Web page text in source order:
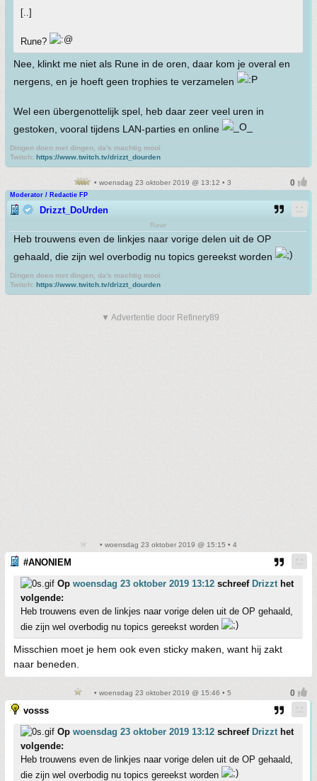
[..]
Rune?
Nee, klinkt me niet als Rune in de oren, daar kom je overal en
nergens, en je hoeft geen trophies te verzamelen
Wel een übergenottelijk spel, heb daar zeer veel uren in
gestoken, vooral tijdens LAN-parties en online
Dingen doen met dingen, da's machtig mooi
Twitch: https://www.twitch.tv/drizzt_dourden
• woensdag 23 oktober 2019 @ 13:12 • 3
Moderator / Redactie FP
Drizzt_DoUrden
Rawr
Heb trouwens even de linkjes naar vorige delen uit de OP
gehaald, die zijn wel overbodig nu topics gereekst worden
Dingen doen met dingen, da's machtig mooi
Twitch: https://www.twitch.tv/drizzt_dourden
▼ Advertentie door Refinery89
• woensdag 23 oktober 2019 @ 15:15 • 4
#ANONIEM
Op woensdag 23 oktober 2019 13:12 schreef Drizzthet
volgende:
Heb trouwens even de linkjes naar vorige delen uit de OP gehaald,
die zijn wel overbodig nu topics gereekst worden
Misschien moet je hem ook even sticky maken, want hij zakt
naar beneden.
• woensdag 23 oktober 2019 @ 15:46 • 5
vosss
Op woensdag 23 oktober 2019 13:12 schreef Drizzthet
volgende:
Heb trouwens even de linkjes naar vorige delen uit de OP gehaald,
die zijn wel overbodig nu topics gereekst worden